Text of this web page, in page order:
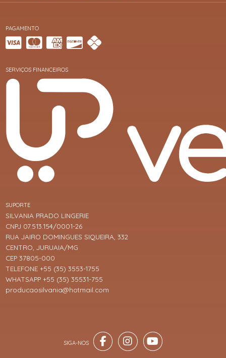
PAGAMENTO
SERVIÇOS FINANCEIROS
SUPORTE
SILVANIA PRADO LINGERIE
CNPJ 07.513.154/0001-26
RUA JAIRO DOMINGUES SIQUEIRA, 332
CENTRO, JURUAIA/MG
CEP 37805-000
TELEFONE +55 (35) 3553-1755
WHATSAPP +55 (35) 35531-755
producaosilvania@hotmail.com